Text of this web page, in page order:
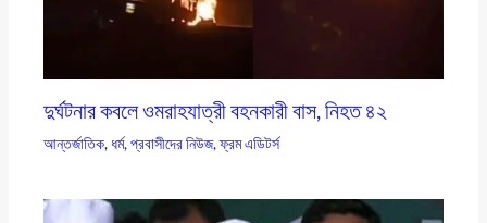
দুর্ঘটনার কবলে ওমরাহযাত্রী বহনকারী বাস, নিহত ৪২
আন্তর্জাতিক, ধর্ম,প্রবাসীদের নিউজ,ফ্রম এডিটর্স